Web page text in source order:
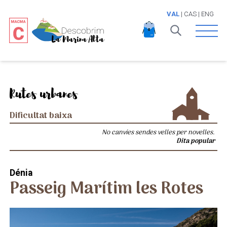
VAL| CAS| ENG
Open
Rutes urbanes
Dificultat baixa
No canvies sendes velles per novelles.
Dita popular
Dénia
Passeig Marítim les Rotes